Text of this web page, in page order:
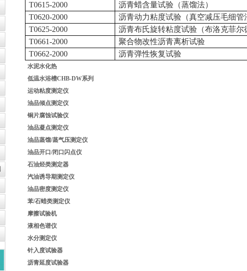
T0615-2000
沥青蜡含量试验（蒸馏法）
T0620-2000
沥青动力粘度试验（真空减压毛细管
T0625-2000
沥青布氏旋转粘度试验（布洛克菲尔
T0661-2000
聚合物改性沥青离析试验
T0662-2000
沥青弹性恢复试验
水泥水化热
低温水浴槽CHB-DW系列
运动粘度测定仪
油品倾点测定仪
铜片腐蚀试验仪
油品凝点测定仪
油品蒸馏/蒸气压测定仪
油品开口/闭口闪点仪
石油烃类测定器
汽油诱导期测定仪
油品密度测定仪
苯/石蜡类测定仪
摩擦试验机
液相色谱仪
水分测定仪
针入度试验器
沥青延度试验器